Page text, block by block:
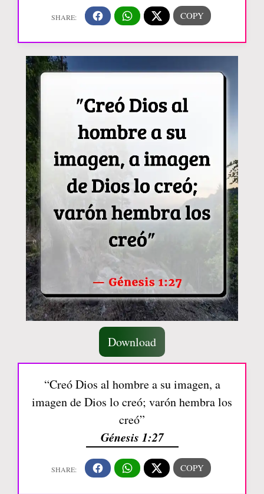
Download
“Creó Dios al hombre a su imagen, a
imagen de Dios lo creó; varón hembra los
creó”
Génesis 1:27